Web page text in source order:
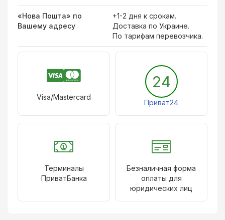
«Нова Пошта» по
Вашему адресу
+1-2 дня к срокам.
Доставка по Украине.
По тарифам перевозчика.
Visa/Mastercard
24
Приват24
Терминалы
ПриватБанка
Безналичная форма
оплаты для
юридических лиц